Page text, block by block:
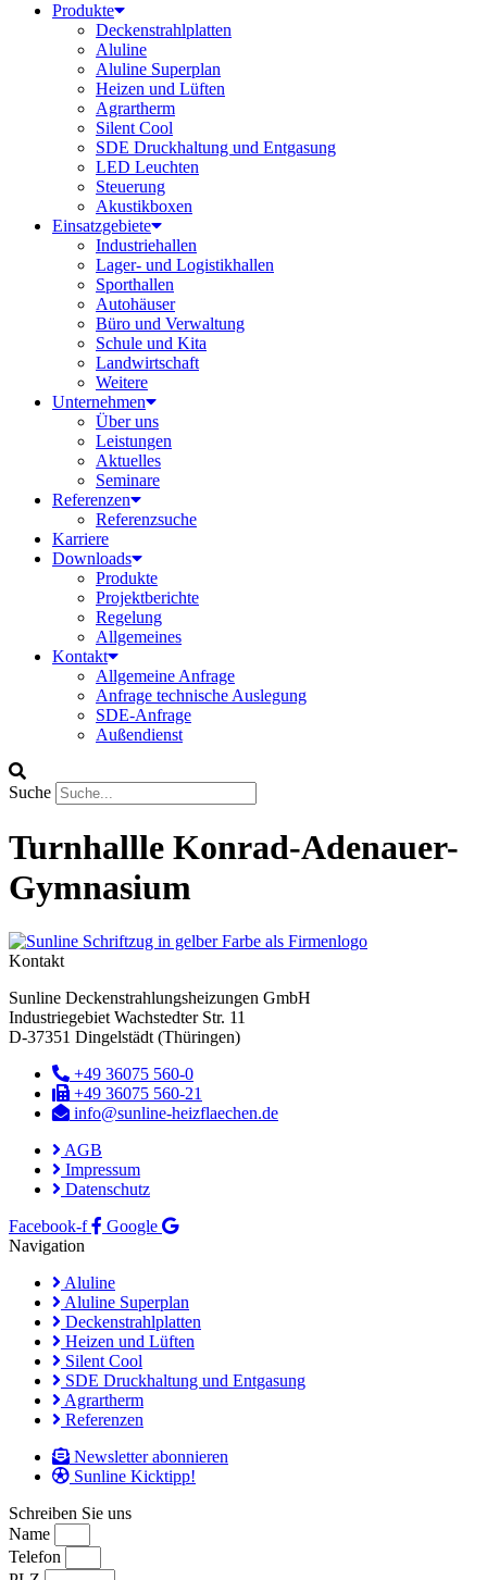
Produkte
Deckenstrahlplatten
Aluline
Aluline Superplan
Heizen und Lüften
Agrartherm
Silent Cool
SDE Druckhaltung und Entgasung
LED Leuchten
Steuerung
Akustikboxen
Einsatzgebiete
Industriehallen
Lager- und Logistikhallen
Sporthallen
Autohäuser
Büro und Verwaltung
Schule und Kita
Landwirtschaft
Weitere
Unternehmen
Über uns
Leistungen
Aktuelles
Seminare
Referenzen
Referenzsuche
Karriere
Downloads
Produkte
Projektberichte
Regelung
Allgemeines
Kontakt
Allgemeine Anfrage
Anfrage technische Auslegung
SDE-Anfrage
Außendienst
Suche
Turnhallle Konrad-Adenauer-
Gymnasium
Kontakt
Sunline Deckenstrahlungsheizungen GmbH
Industriegebiet Wachstedter Str. 11
D-37351 Dingelstädt (Thüringen)
+49 36075 560-0
+49 36075 560-21
info@sunline-heizflaechen.de
AGB
Impressum
Datenschutz
Facebook-f
Google
Navigation
Aluline
Aluline Superplan
Deckenstrahlplatten
Heizen und Lüften
Silent Cool
SDE Druckhaltung und Entgasung
Agrartherm
Referenzen
Newsletter abonnieren
Sunline Kicktipp!
Schreiben Sie uns
Name
Telefon